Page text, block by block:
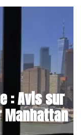
: Avis sur